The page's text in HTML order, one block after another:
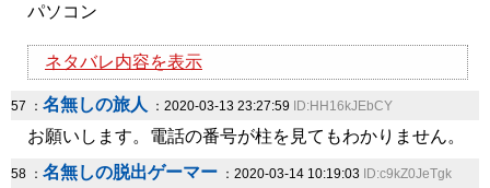
パソコン
ネタバレ内容を表示
57 ： 名無しの旅人 ：2020-03-13 23:27:59 ID:HH16kJEbCY
お願いします。電話の番号が柱を見てもわかりません。
58 ： 名無しの脱出ゲーマー ：2020-03-14 10:19:03 ID:c9kZ0JeTgk